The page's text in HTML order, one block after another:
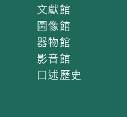
文獻館
圖像館
器物館
影音館
口述歷史